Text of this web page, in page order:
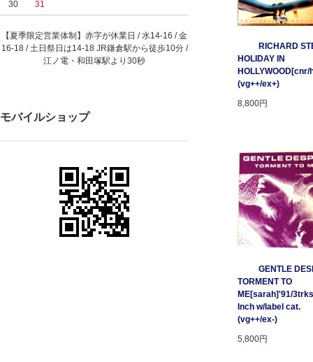
30 31
【夏季限定営業体制】赤字が休業日 / 水14-16 / 金
16-18 / 土日祭日は14-18 JR鎌倉駅から徒歩10分 /
江ノ電・和田塚駅より30秒
モバイルショップ
RICHARD
HOLIDAY IN
(vg++/ex+)
8,800円
GENTLE
TORMENT TO
ME[sarah]'91/
Inch w/label cat.
(vg++/ex-)
5,800円